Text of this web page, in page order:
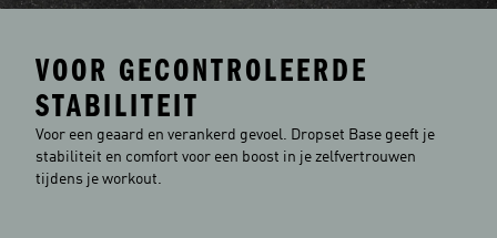
VOOR GECONTROLEERDE
STABILITEIT
Voor een geaard en verankerd gevoel. Dropset Base geeft je
stabiliteit en comfort voor een boost in je zelfvertrouwen
tijdens je workout.